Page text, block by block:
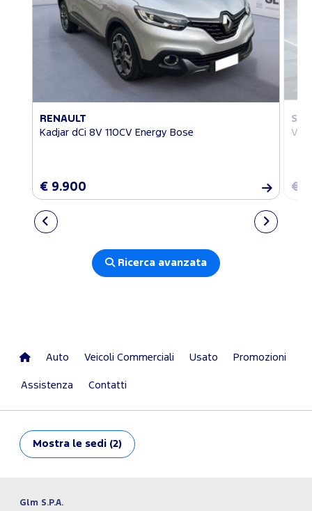
RENAULT
Kadjar dCi 8V 110CV Energy Bose
€ 9.900 €
Ricerca avanzata
Auto Veicoli Commerciali Usato Promozioni
Assistenza Contatti
Mostra le sedi (2)
Glm S.P.A.